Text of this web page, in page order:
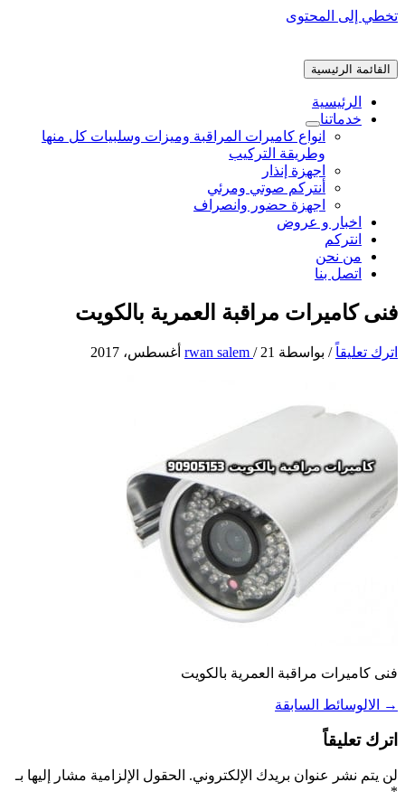
تخطي إلى المحتوى
القائمة الرئيسية
الرئيسية
خدماتنا
انواع كاميرات المراقبة وميزات وسلبيات كل منها
وطريقة التركيب
اجهزة إنذار
أنتركم صوتي ومرئي
اجهزة حضور وانصراف
اخبار و عروض
انتركم
من نحن
اتصل بنا
فنى كاميرات مراقبة العمرية بالكويت
اترك تعليقاً / بواسطة rwan salem / 21 أغسطس، 2017
فنى كاميرات مراقبة العمرية بالكويت
→ الالوسائط السابقة
اترك تعليقاً
لن يتم نشر عنوان بريدك الإلكتروني. الحقول الإلزامية مشار إليها بـ
*